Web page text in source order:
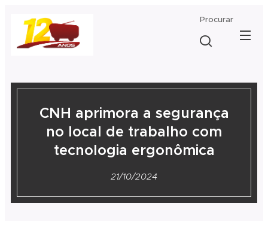
Procurar
CNH aprimora a segurança
no local de trabalho com
tecnologia ergonômica
21/10/2024